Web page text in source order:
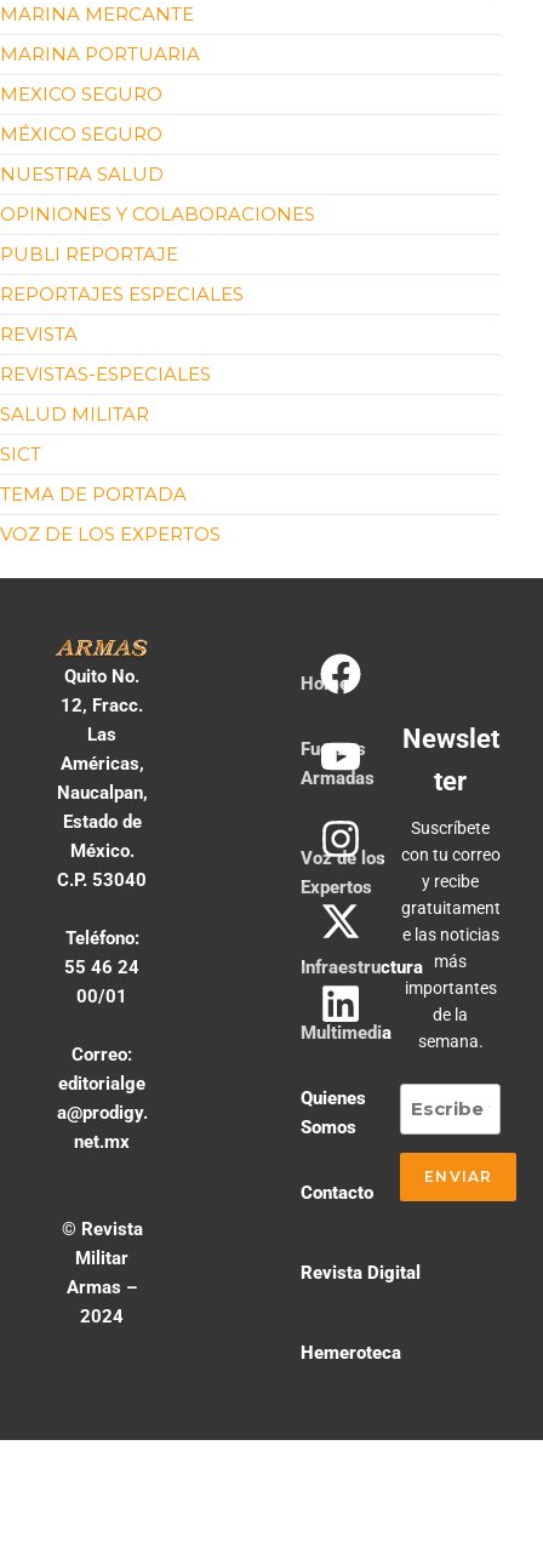
MARINA MERCANTE
MARINA PORTUARIA
MEXICO SEGURO
MÉXICO SEGURO
NUESTRA SALUD
OPINIONES Y COLABORACIONES
PUBLI REPORTAJE
REPORTAJES ESPECIALES
REVISTA
REVISTAS-ESPECIALES
SALUD MILITAR
SICT
TEMA DE PORTADA
VOZ DE LOS EXPERTOS
Quito No.
12, Fracc.
Las
Américas,
Naucalpan,
Estado de
México.
C.P. 53040
Teléfono:
55 46 24
00/01
Correo:
editorialge
a@prodigy.
net.mx
© Revista
Militar
Armas –
2024
Home
Fuerzas
Armadas
Voz de los
Expertos
Infraestructura
Multimedia
Quienes
Somos
Contacto
Revista Digital
Hemeroteca
Newslet
ter
Suscríbete
con tu correo
y recibe
gratuitament
e las noticias
más
importantes
de la
semana.